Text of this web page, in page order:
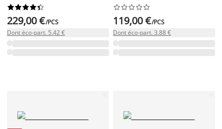






229,00 €/PCS
Dont éco-part. 5.42 €






119,00 €/PCS
Dont éco-part. 3.88 €